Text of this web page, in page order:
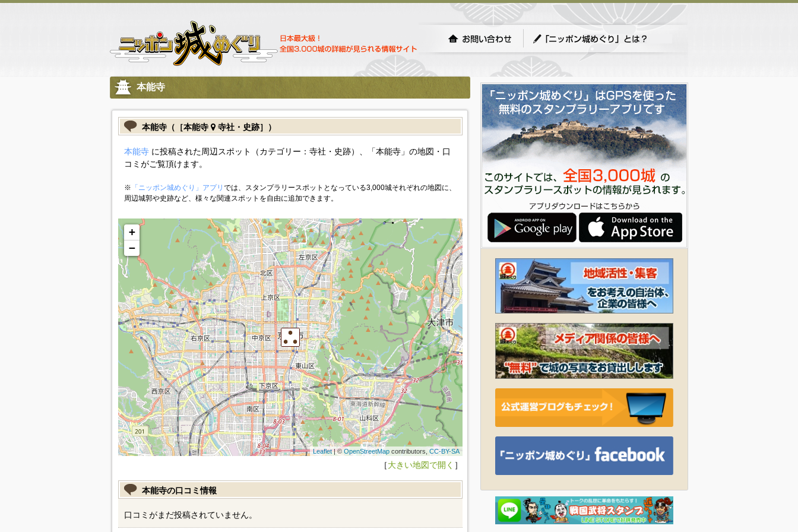
本能寺
本能寺（［本能寺 寺社・史跡］）
本能寺に投稿された周辺スポット（カテゴリー：寺社・史跡）、「本能寺」の地図・口
コミがご覧頂けます。
※ 「ニッポン城めぐり」アプリ では、スタンプラリースポットとなっている3,000城それぞれの地図に、
周辺城郭や史跡など、様々な関連スポットを自由に追加できます。
+
−
Leaflet| ©OpenStreetMapcontributors, CC-BY-SA
［大きい地図で開く ］
本能寺の口コミ情報
口コミがまだ投稿されていません。